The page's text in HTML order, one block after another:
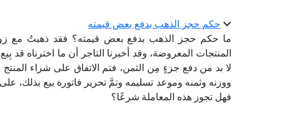
حكم حجز الذهب بدفع بعض قيمته
ما حكم حجز الذهب بدفع بعض قيمته؟ فقد ذهبتُ مع
المنتجات المعروضة، وقد أخبرنا التاجر أن ما اخترناه قد
لا بد من دفع جزءٍ مِن الثمن، فتم الاتفاق على شراء
ووزنه وثمنه وموعد تسليمه وتمَّ تحرير فاتورة بيع بذلك،
فهل تجوز هذه المعاملة شرعًا؟